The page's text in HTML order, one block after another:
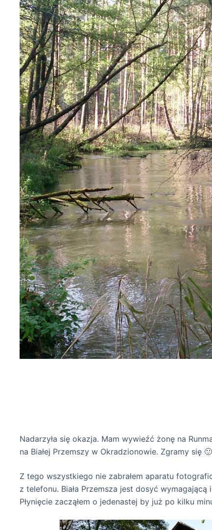
Nadarzyła się okazja. Mam wywieźć żonę na
na Białej Przemszy w Okradzionowie. Zgramy się 🙂
Z tego wszystkiego nie zabrałem aparatu
z telefonu. Biała Przemsza jest dosyć
Płynięcie zacząłem o jedenastej by już po kilku